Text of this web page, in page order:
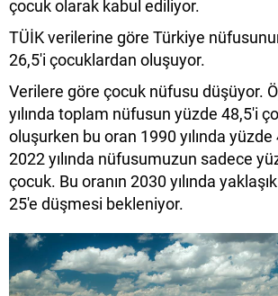
çocuk olarak kabul ediliyor.
TÜİK verilerine göre Türkiye
26,5'i çocuklardan oluşuyor.
Verilere göre çocuk nüfusu düşüyor.
yılında toplam nüfusun yüzde 48,5'i
oluşurken bu oran 1990 yılında
2022 yılında nüfusumuzun sadece
çocuk. Bu oranın 2030 yılında
25'e düşmesi bekleniyor.